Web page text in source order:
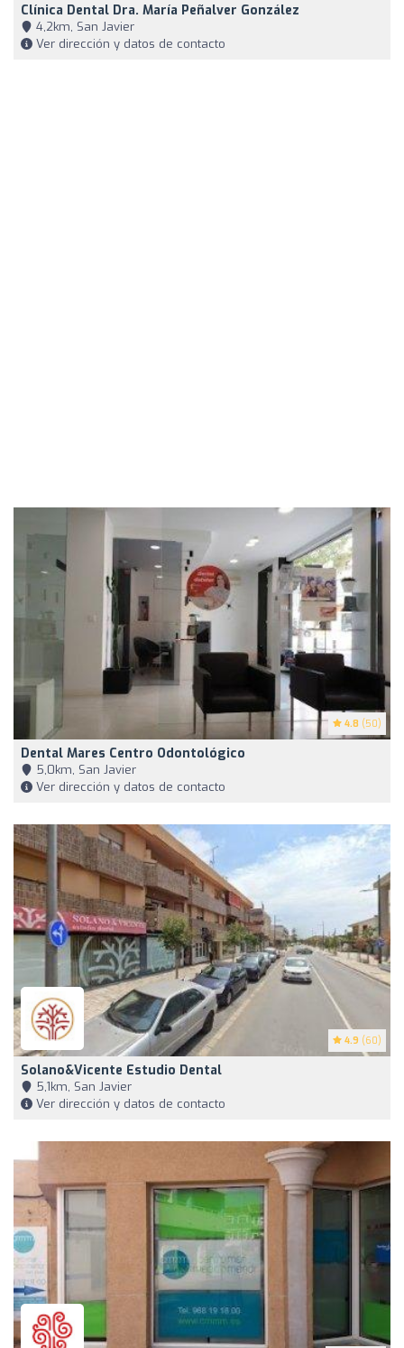
Clínica Dental Dra. María Peñalver González
4,2km, San Javier
Ver dirección y datos de contacto
4.8 (50)
Dental Mares Centro Odontológico
5,0km, San Javier
Ver dirección y datos de contacto
4.9 (60)
Solano&Vicente Estudio Dental
5,1km, San Javier
Ver dirección y datos de contacto